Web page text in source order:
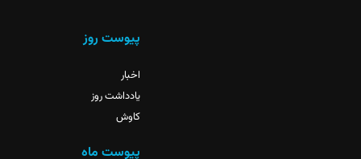
پیوست روز
اخبار
یادداشت روز
کاوش
پیوست ماه